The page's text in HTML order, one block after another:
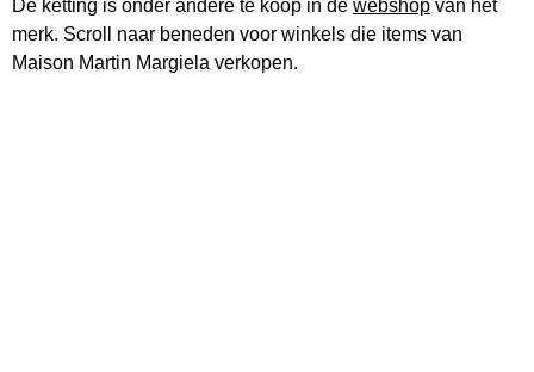
De ketting is onder andere te koop in de webshop van het
merk. Scroll naar beneden voor winkels die items van
Maison Martin Margiela verkopen.